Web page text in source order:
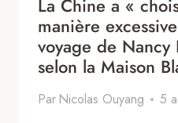
La Chine a «
manière
voyage de Nancy
selon la Maison
Par Nicolas Ouyang 5